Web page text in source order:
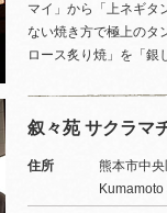
マイ」から「上ネギタ
ない焼き方で極上のタ
ロース炙り焼」を「銀
叙々苑 サクラマ
住所
熊本市中央
Kumamoto